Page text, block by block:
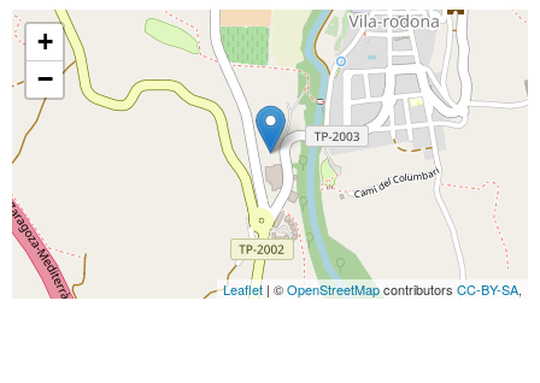
+
−
Leaflet | ©OpenStreetMapcontributors CC-BY-SA,